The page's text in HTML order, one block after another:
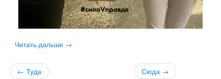
Читать дальше →
← Туда Сюда →